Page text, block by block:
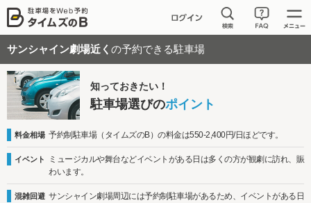
サンシャイン劇場近く の予約できる駐車場
知っておきたい！
駐車場選びのポイント
料金相場 予約制駐車場（タイムズのB）の料金は550-2,400円/日ほどです。
イベント
ミュージカルや舞台などイベントがある日は多くの方が観劇に訪れ、賑
わいます。
混雑回避 サンシャイン劇場周辺には予約制駐車場があるため、イベントがある日